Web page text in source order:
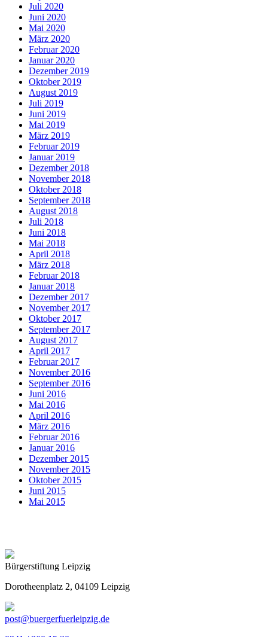
Juli 2020
Juni 2020
Mai 2020
März 2020
Februar 2020
Januar 2020
Dezember 2019
Oktober 2019
August 2019
Juli 2019
Juni 2019
Mai 2019
März 2019
Februar 2019
Januar 2019
Dezember 2018
November 2018
Oktober 2018
September 2018
August 2018
Juli 2018
Juni 2018
Mai 2018
April 2018
März 2018
Februar 2018
Januar 2018
Dezember 2017
November 2017
Oktober 2017
September 2017
August 2017
April 2017
Februar 2017
November 2016
September 2016
Juni 2016
Mai 2016
April 2016
März 2016
Februar 2016
Januar 2016
Dezember 2015
November 2015
Oktober 2015
Juni 2015
Mai 2015
Bürgerstiftung Leipzig
Dorotheenplatz 2, 04109 Leipzig
post@buergerfuerleipzig.de